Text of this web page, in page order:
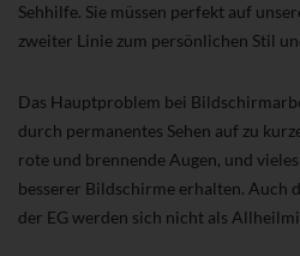
Sehhilfe. Sie müssen perfekt auf
zweiter Linie zum persönlichen Stil
Das Hauptproblem bei
durch permanentes Sehen auf zu
rote und brennende Augen, und
besserer Bildschirme erhalten. Auch
der EG werden sich nicht als